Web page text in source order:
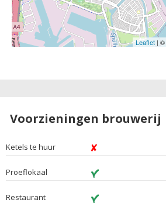
Leaflet | ©
Voorzieningen brouwerij
Ketels te huur
Proeflokaal
Restaurant